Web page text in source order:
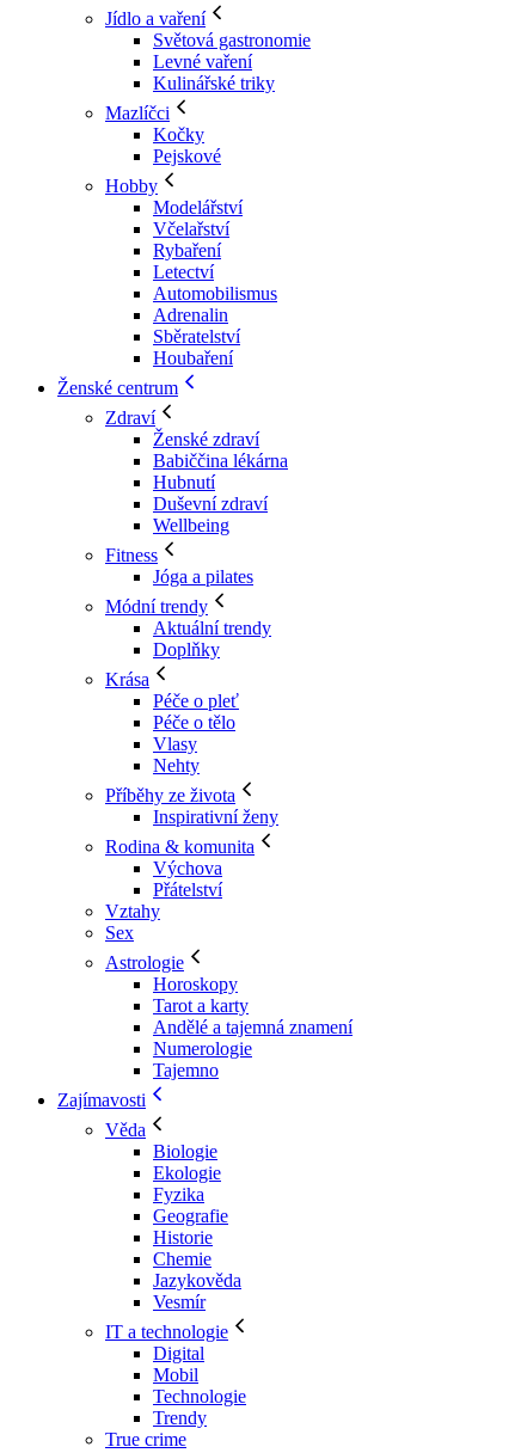
Jídlo a vaření
Světová gastronomie
Levné vaření
Kulinářské triky
Mazlíčci
Kočky
Pejskové
Hobby
Modelářství
Včelařství
Rybaření
Letectví
Automobilismus
Adrenalin
Sběratelství
Houbaření
Ženské centrum
Zdraví
Ženské zdraví
Babiččina lékárna
Hubnutí
Duševní zdraví
Wellbeing
Fitness
Jóga a pilates
Módní trendy
Aktuální trendy
Doplňky
Krása
Péče o pleť
Péče o tělo
Vlasy
Nehty
Příběhy ze života
Inspirativní ženy
Rodina & komunita
Výchova
Přátelství
Vztahy
Sex
Astrologie
Horoskopy
Tarot a karty
Andělé a tajemná znamení
Numerologie
Tajemno
Zajímavosti
Věda
Biologie
Ekologie
Fyzika
Geografie
Historie
Chemie
Jazykověda
Vesmír
IT a technologie
Digital
Mobil
Technologie
Trendy
True crime